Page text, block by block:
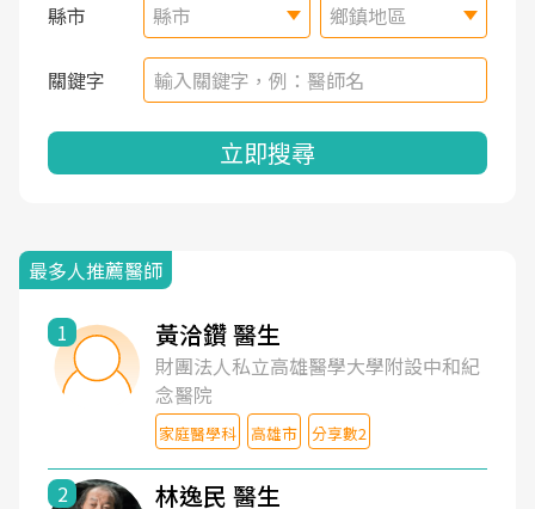
縣市 縣市 鄉鎮地區
關鍵字
立即搜尋
最多人推薦醫師
1 黃洽鑽 醫生
財團法人私立高雄醫學大學附設中和紀
念醫院
家庭醫學科 高雄市 分享數2
2 林逸民 醫生